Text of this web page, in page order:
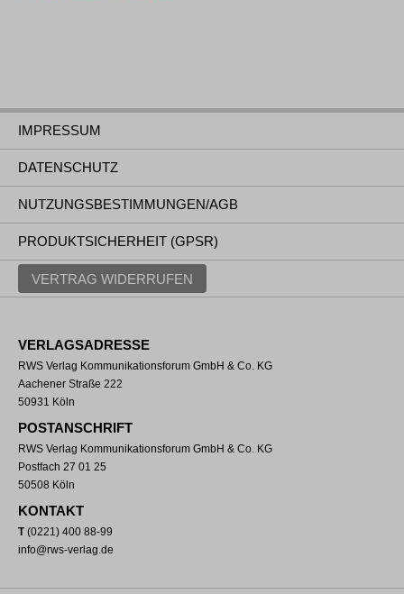
IMPRESSUM
DATENSCHUTZ
NUTZUNGSBESTIMMUNGEN/AGB
PRODUKTSICHERHEIT (GPSR)
VERTRAG WIDERRUFEN
VERLAGSADRESSE
RWS Verlag Kommunikationsforum GmbH & Co. KG
Aachener Straße 222
50931 Köln
POSTANSCHRIFT
RWS Verlag Kommunikationsforum GmbH & Co. KG
Postfach 27 01 25
50508 Köln
KONTAKT
T(0221) 400 88-99
info@rws-verlag.de